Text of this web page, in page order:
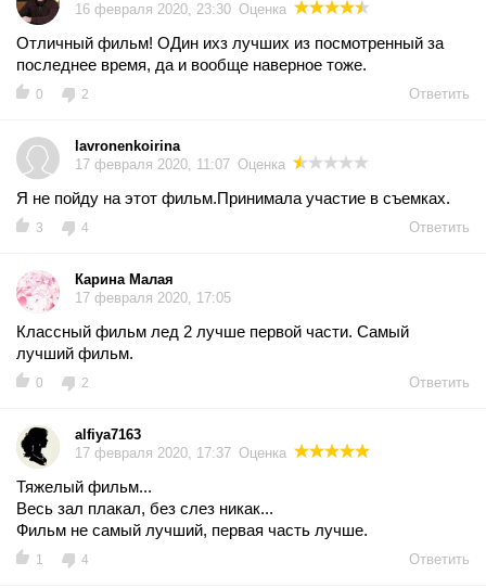
16 февраля 2020, 23:30 Оценка
Отличный фильм! ОДин ихз лучших из посмотренный за
последнее время, да и вообще наверное тоже.
0 2 Ответить
lavronenkoirina
17 февраля 2020, 11:07 Оценка
Я не пойду на этот фильм.Принимала участие в съемках.
3 4 Ответить
Карина Малая
17 февраля 2020, 17:05
Классный фильм лед 2 лучше первой части. Самый
лучший фильм.
0 2 Ответить
alfiya7163
17 февраля 2020, 17:37 Оценка
Тяжелый фильм...
Весь зал плакал, без слез никак...
Фильм не самый лучший, первая часть лучше.
1 4 Ответить